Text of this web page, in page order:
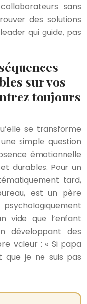
sans
des solutions
qui guide, pas
sur vos
toujours
se transforme
simple question
émotionnelle
durables. Pour un
tard,
est un père
vide que l’enfant
développant des
valeur : « Si papa
que je ne suis pas